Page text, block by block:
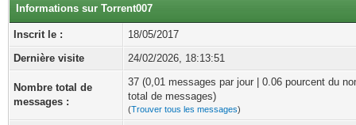
Informations sur Torrent007
Inscrit le :
18/05/2017
Dernière visite
24/02/2026, 18:13:51
Nombre total de
messages :
37 (0,01 messages par jour | 0.06 pourcent du
total de messages)
(Trouver tous les messages)